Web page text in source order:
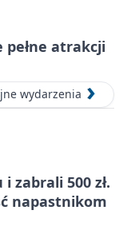
pełne atrakcji
wydarzenia
zabrali 500 zł.
napastnikom